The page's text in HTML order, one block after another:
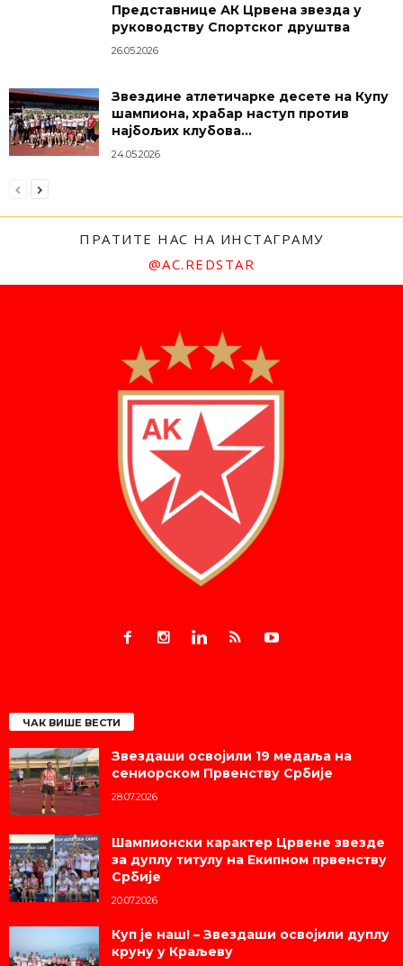
Представнице АК Црвена звезда у
руководству Спортског друштва
26.05.2026
Звездине атлетичарке десете на Купу
шампиона, храбар наступ против
најбољих клубова...
24.05.2026
ПРАТИТЕ НАС НА ИНСТАГРАМУ
@AC.REDSTAR
ЧАК ВИШЕ ВЕСТИ
Звездаши освојили 19 медаља на
сениорском Првенству Србије
28.07.2026
Шампионски карактер Црвене звезде
за дуплу титулу на Екипном првенству
Србије
20.07.2026
Куп је наш! – Звездаши освојили дуплу
круну у Краљеву